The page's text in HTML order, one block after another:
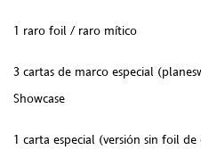
1 raro foil / raro mítico
3 cartas de marco especial
Showcase
1 carta especial (versión sin foil